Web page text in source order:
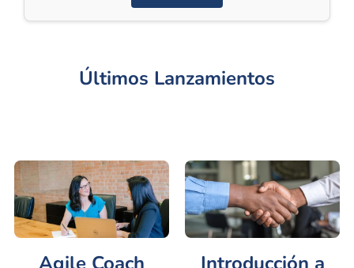
Últimos Lanzamientos